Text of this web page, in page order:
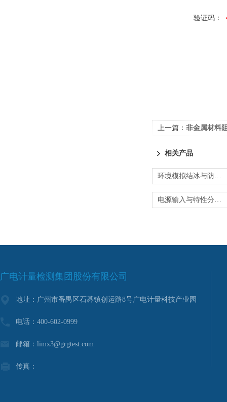
验证码：
上一篇： 非金属材料阻
相关产品
环境模拟结冰与防雾验证-RTCA DO-160测试
电源输入与特性分析-RTCA DO-160定制测试
广电计量检测集团股份有限公司
地址：广州市番禺区石碁镇创运路8号广电计量科技产业园
电话：400-602-0999
邮箱：limx3@grgtest.com
传真：